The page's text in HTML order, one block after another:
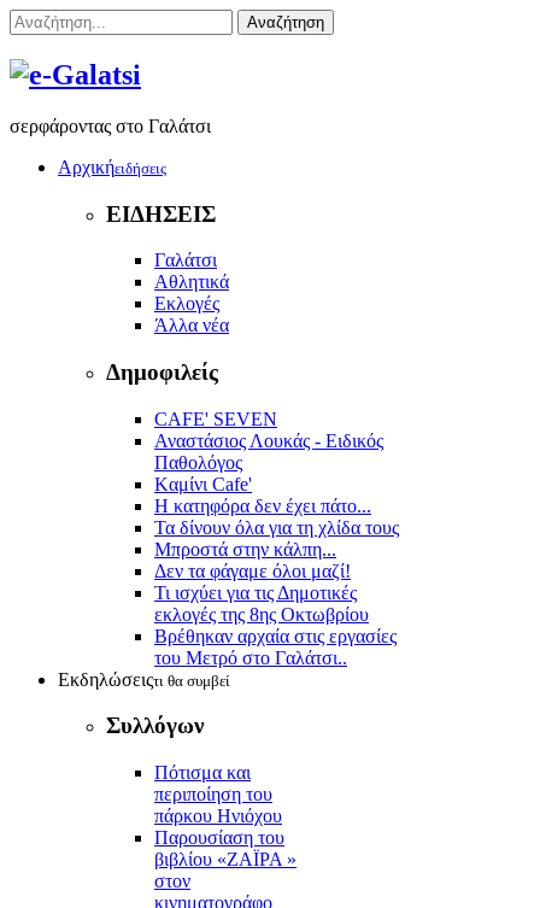
Αναζήτηση
σερφάροντας στο Γαλάτσι
Αρχικήειδήσεις
ΕΙΔΗΣΕΙΣ
Γαλάτσι
Αθλητικά
Εκλογές
Άλλα νέα
Δημοφιλείς
CAFE' SEVEN
Αναστάσιος Λουκάς - Ειδικός
Παθολόγος
Kαμίνι Cafe'
Η κατηφόρα δεν έχει πάτο...
Τα δίνουν όλα για τη χλίδα τους
Μπροστά στην κάλπη...
Δεν τα φάγαμε όλοι μαζί!
Τι ισχύει για τις Δημοτικές
εκλογές της 8ης Οκτωβρίου
Βρέθηκαν αρχαία στις εργασίες
του Μετρό στο Γαλάτσι..
Εκδηλώσειςτι θα συμβεί
Συλλόγων
Πότισμα και
περιποίηση του
πάρκου Ηνιόχου
Παρουσίαση του
βιβλίου «ΖΑΪΡΑ »
στον
κινηματογράφο